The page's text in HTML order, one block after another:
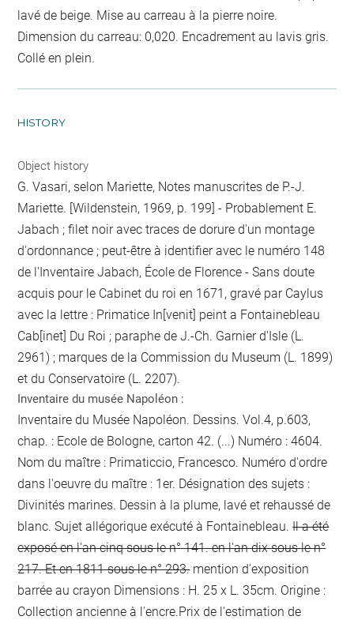
lavé de beige. Mise au carreau à la pierre noire.
Dimension du carreau: 0,020. Encadrement au lavis gris.
Collé en plein.
HISTORY
Object history
G. Vasari, selon Mariette, Notes manuscrites de P.-J.
Mariette. [Wildenstein, 1969, p. 199] - Probablement E.
Jabach ; filet noir avec traces de dorure d'un montage
d'ordonnance ; peut-être à identifier avec le numéro 148
de l'Inventaire Jabach, École de Florence - Sans doute
acquis pour le Cabinet du roi en 1671, gravé par Caylus
avec la lettre : Primatice In[venit] peint a Fontainebleau
Cab[inet] Du Roi ; paraphe de J.-Ch. Garnier d'Isle (L.
2961) ; marques de la Commission du Museum (L. 1899)
et du Conservatoire (L. 2207).
Inventaire du musée Napoléon :
Inventaire du Musée Napoléon. Dessins. Vol.4, p.603,
chap. : Ecole de Bologne, carton 42. (...) Numéro : 4604.
Nom du maître : Primaticcio, Francesco. Numéro d'ordre
dans l'oeuvre du maître : 1er. Désignation des sujets :
Divinités marines. Dessin à la plume, lavé et rehaussé de
blanc. Sujet allégorique exécuté à Fontainebleau.Il a été
exposé en l'an cinq sous le n° 141. en l'an dix sous le n°
217. Et en 1811 sous le n° 293. mention d'exposition
barrée au crayon Dimensions : H. 25 x L. 35cm. Origine :
Collection ancienne à l'encre.Prix de l'estimation de